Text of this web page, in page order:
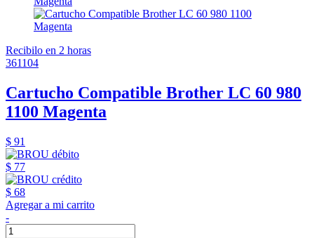
Recibilo en 2 horas
361104
Cartucho Compatible Brother LC 60 980
1100 Magenta
$ 91
$ 77
$ 68
Agregar a mi carrito
-